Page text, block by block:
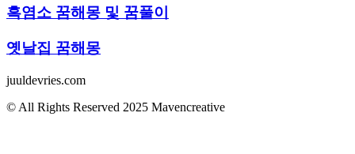
흑염소 꿈해몽 및 꿈풀이
옛날집 꿈해몽
juuldevries.com
© All Rights Reserved 2025 Mavencreative